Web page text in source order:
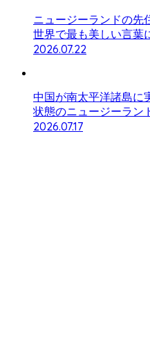
ニュージーランドの先
世界で最も美しい言葉
2026.07.22
中国が南太平洋諸島に
状態のニュージーラン
2026.07.17